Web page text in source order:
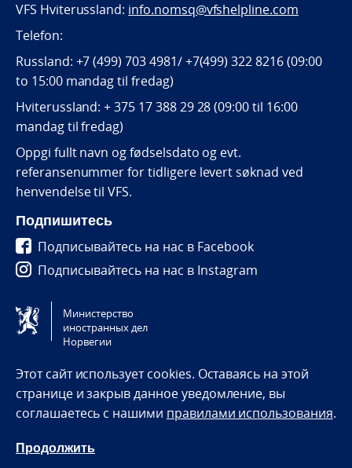
VFS Hviterussland: info.nomsq@vfshelpline.com
Telefon:
Russland: +7 (499) 703 4981/ +7(499) 322 8216 (09:00
to 15:00 mandag til fredag)
Hviterussland: + 375 17 388 29 28 (09:00 til 16:00
mandag til fredag)
Oppgi fullt navn og fødselsdato og evt.
referansenummer for tidligere levert søknad ved
henvendelse til VFS.
Подпишитесь
Подписывайтесь на нас в Facebook
Подписывайтесь на нас в Instagram
Tilgjengelighetserklæring / Accessibility statement
Министерство
иностранных дел
Норвегии
Этот сайт использует cookies. Оставаясь на этой
странице и закрыв данное уведомление, вы
соглашаетесь с нашими правилами использования.
Продолжить